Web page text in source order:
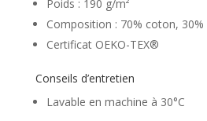
Poids : 190 g/m²
Composition : 70% coton,
Certificat OEKO-TEX®
Conseils d’entretien
Lavable en machine à 30°C